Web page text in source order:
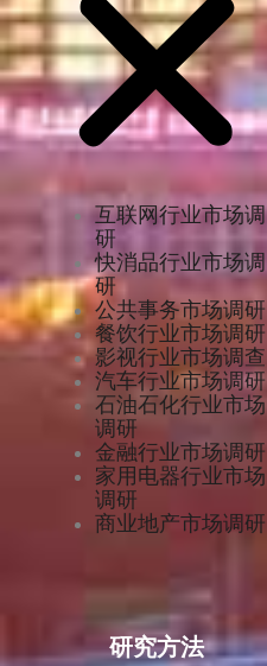
互联网行业市场调
研
快消品行业市场调
研
公共事务市场调研
餐饮行业市场调研
影视行业市场调查
汽车行业市场调研
石油石化行业市场
调研
金融行业市场调研
家用电器行业市场
调研
商业地产市场调研
研究方法